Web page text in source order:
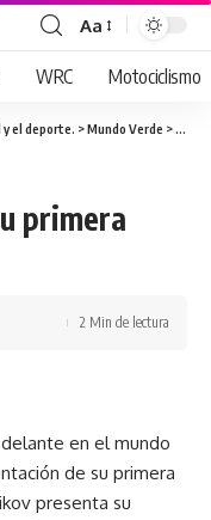
Cambiar
tamaño
fuente
Aa
WRC Motociclismo
el deporte. >Mundo Verde >
primera
2 Min de lectura
en el mundo
de su primera
presenta su